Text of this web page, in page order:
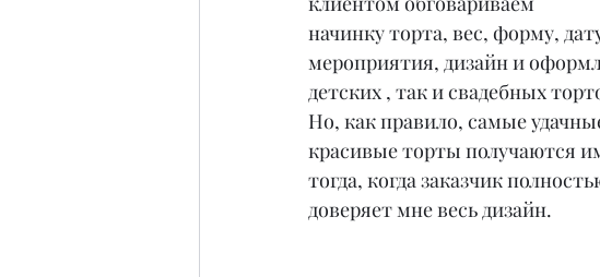
начинку торта, вес, форму,
мероприятия, дизайн и
детских , так и свадебных
Но, как правило, самые
красивые торты получаются
тогда, когда заказчик
доверяет мне весь дизайн.